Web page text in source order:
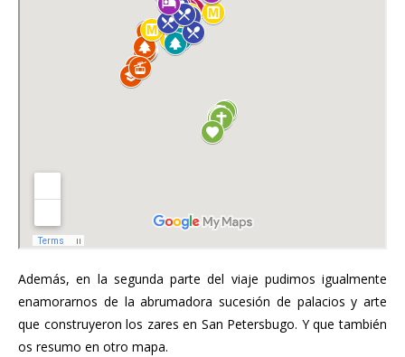
Además, en la segunda parte del viaje pudimos igualmente
enamorarnos de la abrumadora sucesión de palacios y arte
que construyeron los zares en San Petersbugo. Y que también
os resumo en otro mapa.